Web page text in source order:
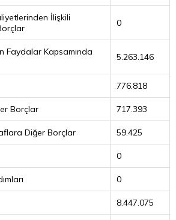
İlişkili
0
Faydalar Kapsamında
5.263.146
776.818
Borçlar 717.393
Diğer Borçlar 59.425
0
0
8.447.075